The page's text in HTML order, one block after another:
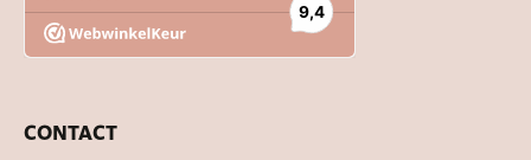
CONTACT